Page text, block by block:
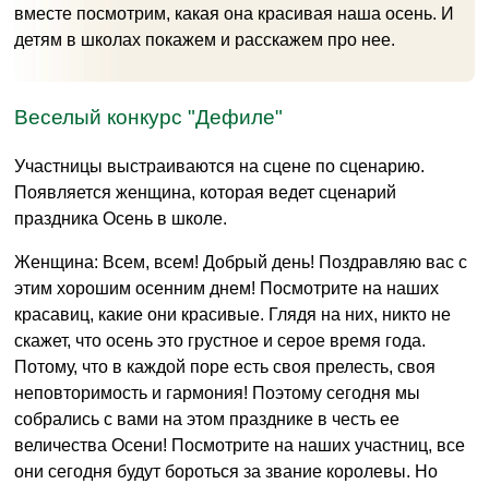
вместе посмотрим, какая она красивая наша осень. И
детям в школах покажем и расскажем про нее.
Веселый конкурс "Дефиле"
Участницы выстраиваются на сцене по сценарию.
Появляется женщина, которая ведет сценарий
праздника Осень в школе.
Женщина: Всем, всем! Добрый день! Поздравляю вас с
этим хорошим осенним днем! Посмотрите на наших
красавиц, какие они красивые. Глядя на них, никто не
скажет, что осень это грустное и серое время года.
Потому, что в каждой поре есть своя прелесть, своя
неповторимость и гармония! Поэтому сегодня мы
собрались с вами на этом празднике в честь ее
величества Осени! Посмотрите на наших участниц, все
они сегодня будут бороться за звание королевы. Но